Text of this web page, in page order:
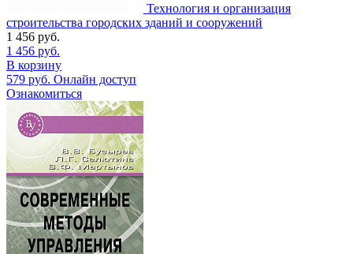
Технология и организация
строительства городских зданий и сооружений
1 456 руб.
1 456 руб.
В корзину
579 руб. Онлайн доступ
Ознакомиться